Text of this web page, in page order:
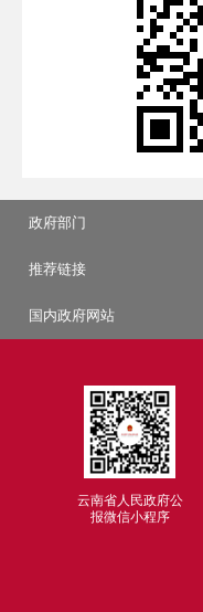
政府部门
推荐链接
国内政府网站
云南省人民政府公
报微信小程序